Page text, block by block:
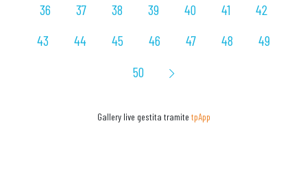
36
37 38 39 40 41
42
43
44 45 46 47 48
49
50
Gallery live gestita tramite tpApp